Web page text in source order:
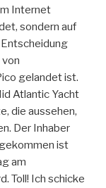
Internet
sondern auf
gelandet ist.
Atlantic Yacht
die aussehen,
Der Inhaber
ist
am
Toll! Ich schicke